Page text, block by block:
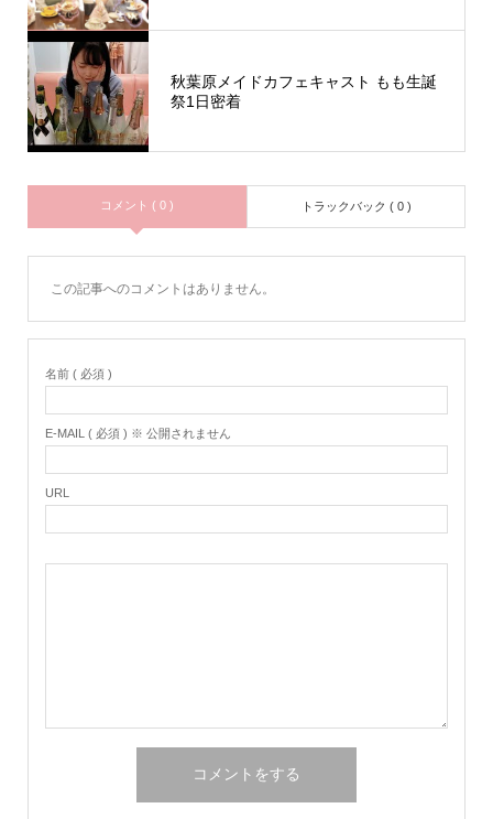
秋葉原メイドカフェキャスト もも生誕
祭1日密着
コメント ( 0 ) トラックバック ( 0 )
この記事へのコメントはありません。
名前 ( 必須 )
E-MAIL ( 必須 ) ※ 公開されません
URL